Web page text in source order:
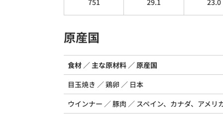
原産国
食材 主な原材料
原産国
目玉焼き
鶏卵
日本
ウインナー
豚肉
スペイン、カナダ、アメ